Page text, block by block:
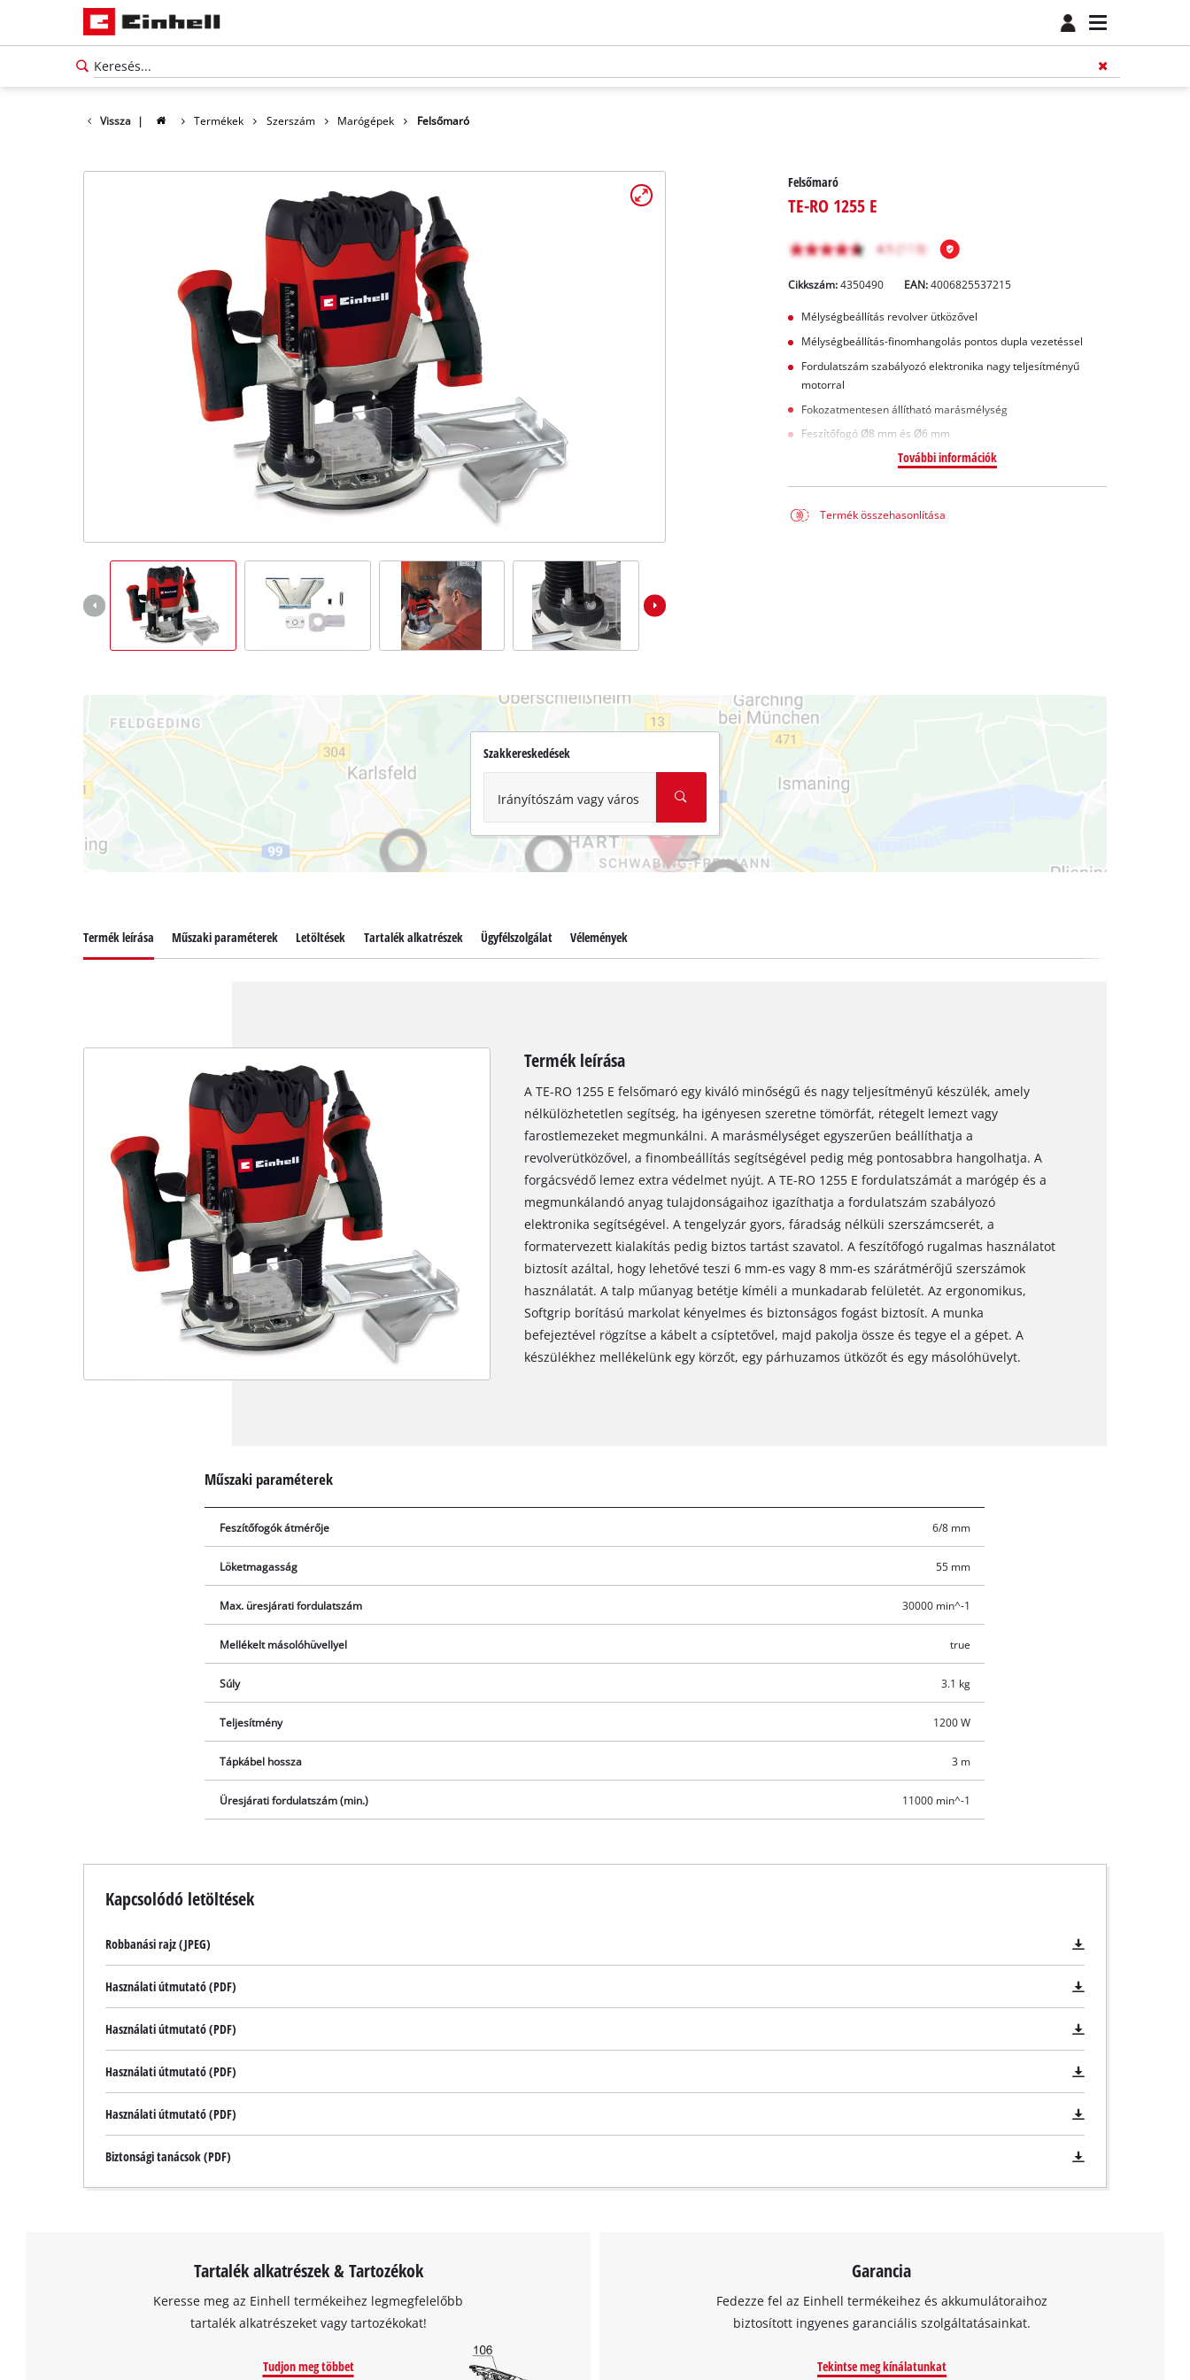
Vissza | Termékek Szerszám Marógépek Felsőmaró
Felsőmaró
TE-RO 1255 E
Cikkszám: 4350490 EAN:4006825537215
Mélységbeállítás revolver ütközővel
Mélységbeállítás-finomhangolás pontos dupla vezetéssel
Fordulatszám szabályozó elektronika nagy teljesítményű
motorral
Fokozatmentesen állítható marásmélység
Feszítőfogó Ø8 mm és Ø6 mm
További információk
Termék összehasonlítása
Szakkereskedések
Irányítószám vagy város
the site with their CMP to add this content
Termék leírása Műszaki paraméterek Letöltések Tartalék alkatrészek Ügyfélszolgálat Vélemények
Termék leírása
A TE-RO 1255 E felsőmaró egy kiváló minőségű és nagy teljesítményű készülék, amely
nélkülözhetetlen segítség, ha igényesen szeretne tömörfát, rétegelt lemezt vagy
farostlemezeket megmunkálni. A marásmélységet egyszerűen beállíthatja a
revolverütközővel, a finombeállítás segítségével pedig még pontosabbra hangolhatja. A
forgácsvédő lemez extra védelmet nyújt. A TE-RO 1255 E fordulatszámát a marógép és a
megmunkálandó anyag tulajdonságaihoz igazíthatja a fordulatszám szabályozó
elektronika segítségével. A tengelyzár gyors, fáradság nélküli szerszámcserét, a
formatervezett kialakítás pedig biztos tartást szavatol. A feszítőfogó rugalmas használatot
biztosít azáltal, hogy lehetővé teszi 6 mm-es vagy 8 mm-es szárátmérőjű szerszámok
használatát. A talp műanyag betétje kíméli a munkadarab felületét. Az ergonomikus,
Softgrip borítású markolat kényelmes és biztonságos fogást biztosít. A munka
befejeztével rögzítse a kábelt a csíptetővel, majd pakolja össze és tegye el a gépet. A
készülékhez mellékelünk egy körzőt, egy párhuzamos ütközőt és egy másolóhüvelyt.
Műszaki paraméterek
Feszítőfogók átmérője 6/8 mm
Löketmagasság 55 mm
Max. üresjárati fordulatszám 30000 min^-1
Mellékelt másolóhüvellyel true
Súly 3.1 kg
Teljesítmény 1200 W
Tápkábel hossza 3 m
Üresjárati fordulatszám (min.) 11000 min^-1
Kapcsolódó letöltések
Robbanási rajz (JPEG)
Használati útmutató (PDF)
Használati útmutató (PDF)
Használati útmutató (PDF)
Használati útmutató (PDF)
Biztonsági tanácsok (PDF)
Tartalék alkatrészek & Tartozékok
Keresse meg az Einhell termékeihez legmegfelelőbb
tartalék alkatrészeket vagy tartozékokat!
Tudjon meg többet
Garancia
Fedezze fel az Einhell termékeihez és akkumulátoraihoz
biztosított ingyenes garanciális szolgáltatásainkat.
Tekintse meg kínálatunkat